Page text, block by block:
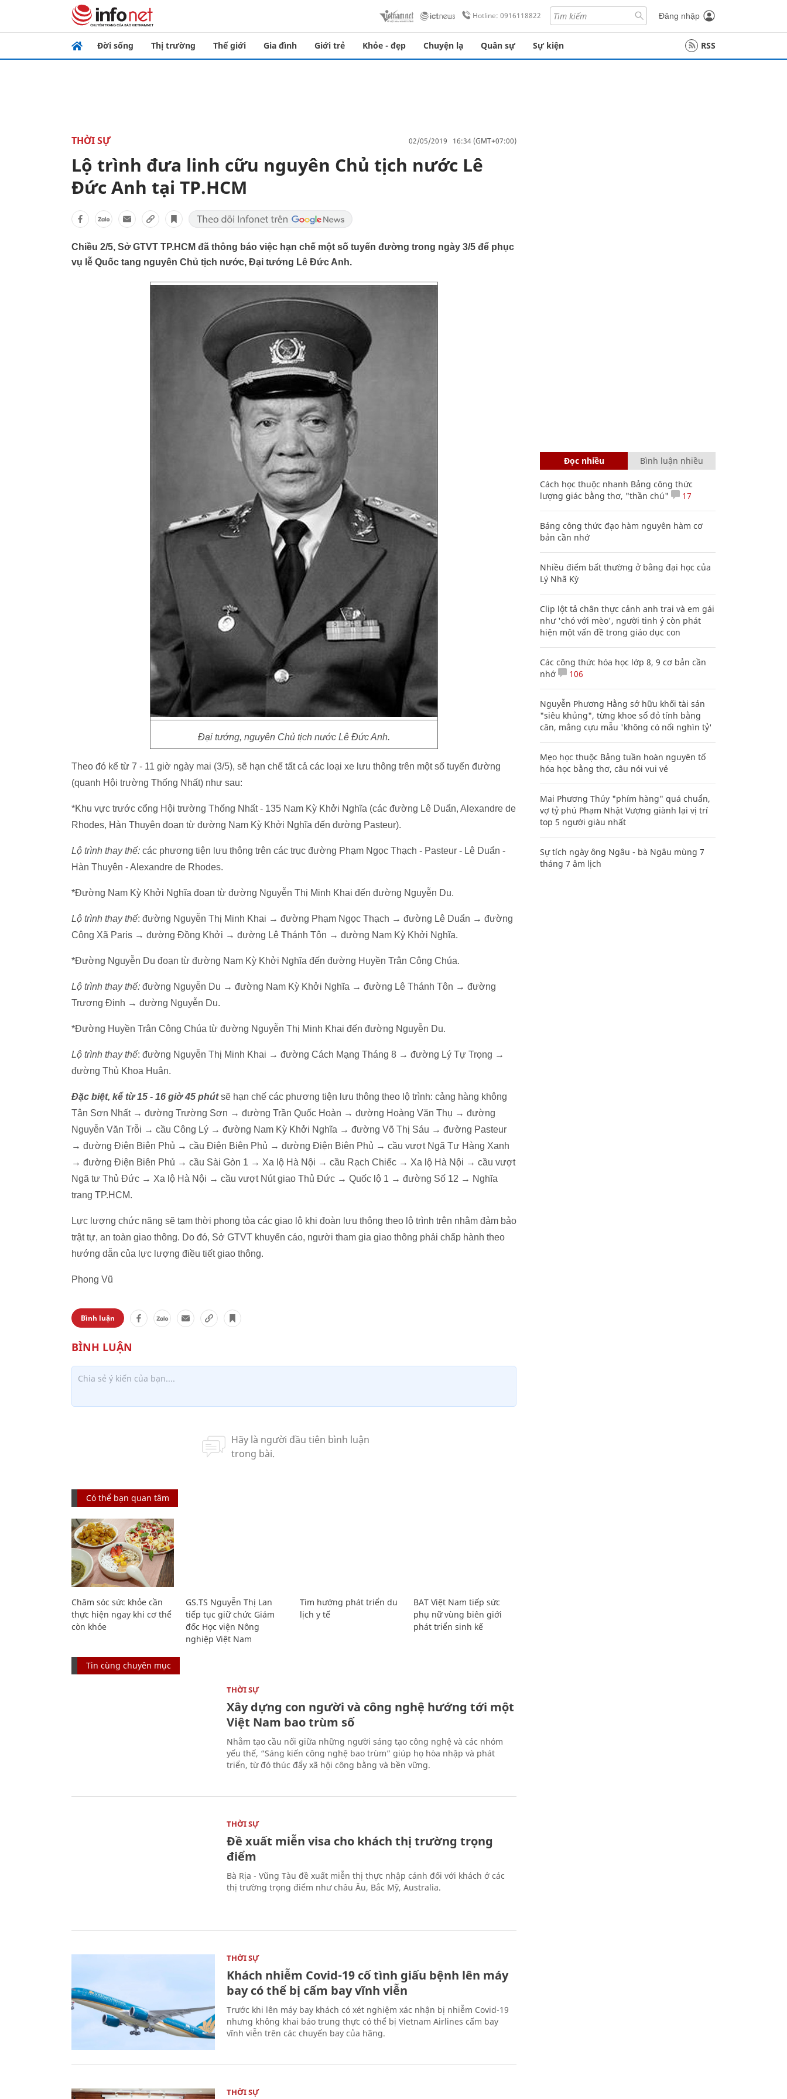
Hotline: 0916118822 Đăng nhập
Đời sống Thị trường Thế giới Gia đình Giới trẻ Khỏe - đẹp Chuyện lạ Quân sự Sự kiện RSS
THỜI SỰ 02/05/2019 16:34 (GMT+07:00)
Lộ trình đưa linh cữu nguyên Chủ tịch nước Lê
Đức Anh tại TP.HCM
Chiều 2/5, Sở GTVT TP.HCM đã thông báo việc hạn chế một số tuyến đường trong ngày 3/5 để phục
vụ lễ Quốc tang nguyên Chủ tịch nước, Đại tướng Lê Đức Anh.
Đại tướng, nguyên Chủ tịch nước Lê Đức Anh.
Theo đó kể từ 7 - 11 giờ ngày mai (3/5), sẽ hạn chế tất cả các loại xe lưu thông trên một số tuyến đường
(quanh Hội trường Thống Nhất) như sau:
*Khu vực trước cổng Hội trường Thống Nhất - 135 Nam Kỳ Khởi Nghĩa (các đường Lê Duẩn, Alexandre de
Rhodes, Hàn Thuyên đoạn từ đường Nam Kỳ Khởi Nghĩa đến đường Pasteur).
Lộ trình thay thế: các phương tiện lưu thông trên các trục đường Phạm Ngọc Thạch - Pasteur - Lê Duẩn -
Hàn Thuyên - Alexandre de Rhodes.
*Đường Nam Kỳ Khởi Nghĩa đoạn từ đường Nguyễn Thị Minh Khai đến đường Nguyễn Du.
Lộ trình thay thế: đường Nguyễn Thị Minh Khai → đường Phạm Ngọc Thạch → đường Lê Duẩn → đường
Công Xã Paris → đường Đồng Khởi → đường Lê Thánh Tôn → đường Nam Kỳ Khởi Nghĩa.
*Đường Nguyễn Du đoạn từ đường Nam Kỳ Khởi Nghĩa đến đường Huyền Trân Công Chúa.
Lộ trình thay thế: đường Nguyễn Du → đường Nam Kỳ Khởi Nghĩa → đường Lê Thánh Tôn → đường
Trương Định → đường Nguyễn Du.
*Đường Huyền Trân Công Chúa từ đường Nguyễn Thị Minh Khai đến đường Nguyễn Du.
Lộ trình thay thế: đường Nguyễn Thị Minh Khai → đường Cách Mạng Tháng 8 → đường Lý Tự Trọng →
đường Thủ Khoa Huân.
Đặc biệt, kể từ 15 - 16 giờ 45 phútsẽ hạn chế các phương tiện lưu thông theo lộ trình: cảng hàng không
Tân Sơn Nhất → đường Trường Sơn → đường Trần Quốc Hoàn → đường Hoàng Văn Thụ → đường
Nguyễn Văn Trỗi → cầu Công Lý → đường Nam Kỳ Khởi Nghĩa → đường Võ Thị Sáu → đường Pasteur
→ đường Điện Biên Phủ → cầu Điện Biên Phủ → đường Điện Biên Phủ → cầu vượt Ngã Tư Hàng Xanh
→ đường Điện Biên Phủ → cầu Sài Gòn 1 → Xa lộ Hà Nội → cầu Rạch Chiếc → Xa lộ Hà Nội → cầu vượt
Ngã tư Thủ Đức → Xa lộ Hà Nội → cầu vượt Nút giao Thủ Đức → Quốc lộ 1 → đường Số 12 → Nghĩa
trang TP.HCM.
Lực lượng chức năng sẽ tạm thời phong tỏa các giao lộ khi đoàn lưu thông theo lộ trình trên nhằm đảm bảo
trật tự, an toàn giao thông. Do đó, Sở GTVT khuyến cáo, người tham gia giao thông phải chấp hành theo
hướng dẫn của lực lượng điều tiết giao thông.
Phong Vũ
Bình luận
Có thể bạn quan tâm
Chăm sóc sức khỏe cần
thực hiện ngay khi cơ thể
còn khỏe
GS.TS Nguyễn Thị Lan
tiếp tục giữ chức Giám
đốc Học viện Nông
nghiệp Việt Nam
Tìm hướng phát triển du
lịch y tế
BAT Việt Nam tiếp sức
phụ nữ vùng biên giới
phát triển sinh kế
Tin cùng chuyên mục
THỜI SỰ
Xây dựng con người và công nghệ hướng tới một
Việt Nam bao trùm số
Nhằm tạo cầu nối giữa những người sáng tạo công nghệ và các nhóm
yếu thế, “Sáng kiến công nghệ bao trùm” giúp họ hòa nhập và phát
triển, từ đó thúc đẩy xã hội công bằng và bền vững.
THỜI SỰ
Đề xuất miễn visa cho khách thị trường trọng
điểm
Bà Rịa - Vũng Tàu đề xuất miễn thị thực nhập cảnh đối với khách ở các
thị trường trọng điểm như châu Âu, Bắc Mỹ, Australia.
THỜI SỰ
Khách nhiễm Covid-19 cố tình giấu bệnh lên máy
bay có thể bị cấm bay vĩnh viễn
Trước khi lên máy bay khách có xét nghiệm xác nhận bị nhiễm Covid-19
nhưng không khai báo trung thực có thể bị Vietnam Airlines cấm bay
vĩnh viễn trên các chuyến bay của hãng.
THỜI SỰ
Đọc nhiều Bình luận nhiều
Cách học thuộc nhanh Bảng công thức
lượng giác bằng thơ, "thần chú"
17
Bảng công thức đạo hàm nguyên hàm cơ
bản cần nhớ
Nhiều điểm bất thường ở bằng đại học của
Lý Nhã Kỳ
Clip lột tả chân thực cảnh anh trai và em gái
như 'chó với mèo', người tinh ý còn phát
hiện một vấn đề trong giáo dục con
Các công thức hóa học lớp 8, 9 cơ bản cần
nhớ
106
Nguyễn Phương Hằng sở hữu khối tài sản
"siêu khủng", từng khoe sổ đỏ tính bằng
cân, mắng cựu mẫu 'không có nổi nghìn tỷ'
Mẹo học thuộc Bảng tuần hoàn nguyên tố
hóa học bằng thơ, câu nói vui vẻ
Mai Phương Thúy "phím hàng" quá chuẩn,
vợ tỷ phú Phạm Nhật Vượng giành lại vị trí
top 5 người giàu nhất
Sự tích ngày ông Ngâu - bà Ngâu mùng 7
tháng 7 âm lịch